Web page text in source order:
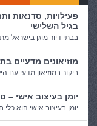
פעילויות, סדנאות
בגיל השלישי
בבתי דיור מוגן בישראל
מוזיאונים מדעיים
ביקור במוזיאון מדעי עם
יומן בעיצוב אישי
יומן בעיצוב אישי הוא כלי